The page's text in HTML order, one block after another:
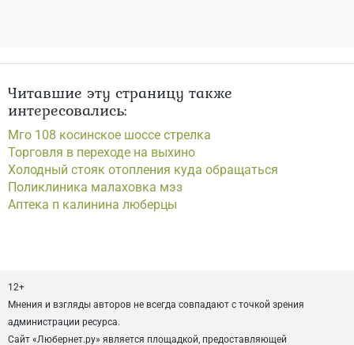
Читавшие эту страницу также
интересовались:
Мго 108 косинское шоссе стрелка
Торговля в переходе на выхино
Холодный стояк отопления куда обращаться
Поликлиника малаховка мэз
Аптека п калинина люберцы
12+
Мнения и взгляды авторов не всегда совпадают с точкой зрения
администрации ресурса.
Сайт «Любернет.ру» является площадкой, предоставляющей